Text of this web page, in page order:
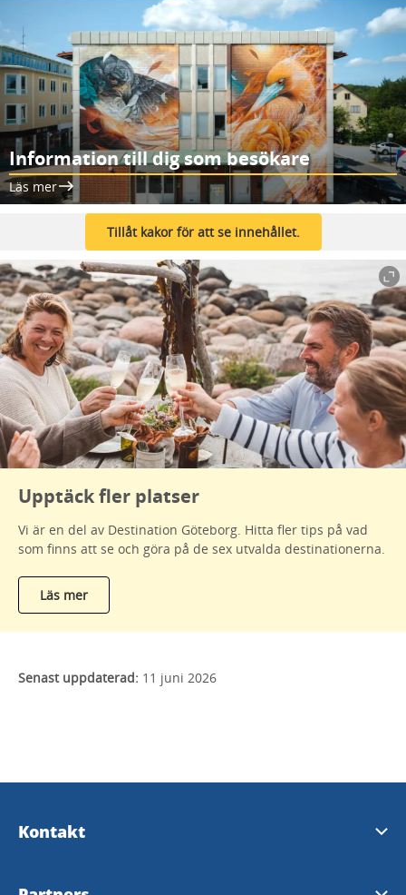
Information till dig som besökare
Läs mer
Tillåt kakor för att se innehållet.
Upptäck fler platser
Vi är en del av Destination Göteborg. Hitta fler tips på vad
som finns att se och göra på de sex utvalda destinationerna.
Läs mer
Senast uppdaterad: 11 juni 2026
Kontakt
Besöksinformation